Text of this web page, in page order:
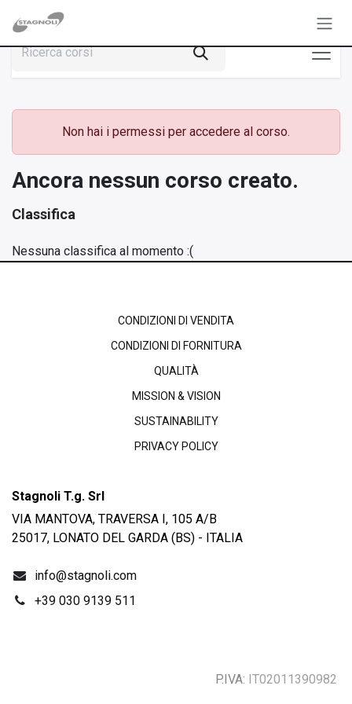
Passa al contenuto
Classifica
Nessuna classifica al momento :(
Non hai i permessi per accedere al corso.
Ancora nessun corso creato.
Stagnoli T.g. Srl
VIA MANTOVA, TRAVERSA I, 105 A/B
25017, LONATO DEL GARDA (BS) - ITALIA
info@stagnoli.com
+39 030 9139 511
CONDIZIONI DI VENDITA
CONDIZIONI DI FORNITURA
QUALITÀ
MISSION & VISION
SUSTAINABILITY
PRIVACY POLICY
P.IVA: IT02011390982